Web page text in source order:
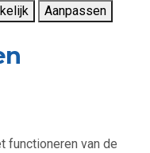
Aanpassen
functioneren van de